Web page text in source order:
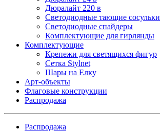
Дюралайт 220 в
Светодиодные тающие сосульки
Светодиодные спайдеры
Комплектующие для гирлянды
Комплектующие
Крепежи для светящихся фигур
Сетка Stylnet
Шары на Елку
Арт-объекты
Флаговые конструкции
Распродажа
Распродажа